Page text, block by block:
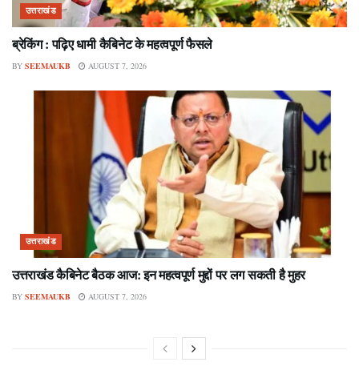
उत्तराखंड
ब्रेकिंग : पढ़िए धामी कैबिनेट के महत्वपूर्ण फैसले
BY SEEMAUKB AUGUST 7, 2026
उत्तराखंड
उत्तराखंड कैबिनेट बैठक आज: इन महत्वपूर्ण मुद्दों पर लग सकती है मुहर
BY SEEMAUKB AUGUST 7, 2026